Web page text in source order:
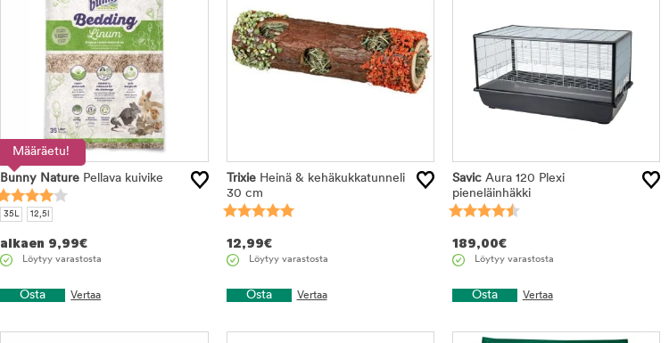
Määräetu!
Bunny Nature Pellava kuivike
35L 12,5l
alkaen 9,99€
Löytyy varastosta
Osta Vertaa
TrixieHeinä & kehäkukkatunneli
30 cm
12,99€
Löytyy varastosta
Osta Vertaa
SavicAura 120 Plexi
pieneläinhäkki
189,00€
Löytyy varastosta
Osta Vertaa